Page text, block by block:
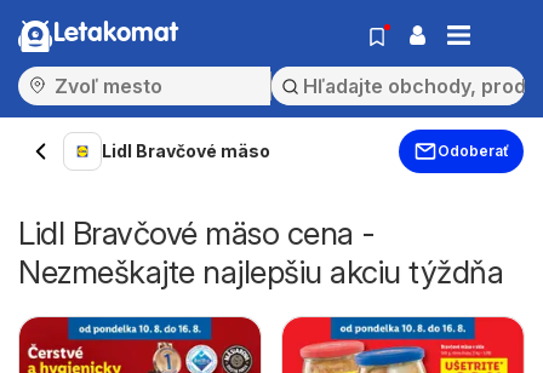
Letakomat
Lidl Bravčové mäso Odoberať
Lidl Bravčové mäso cena -
Nezmeškajte najlepšiu akciu týždňa